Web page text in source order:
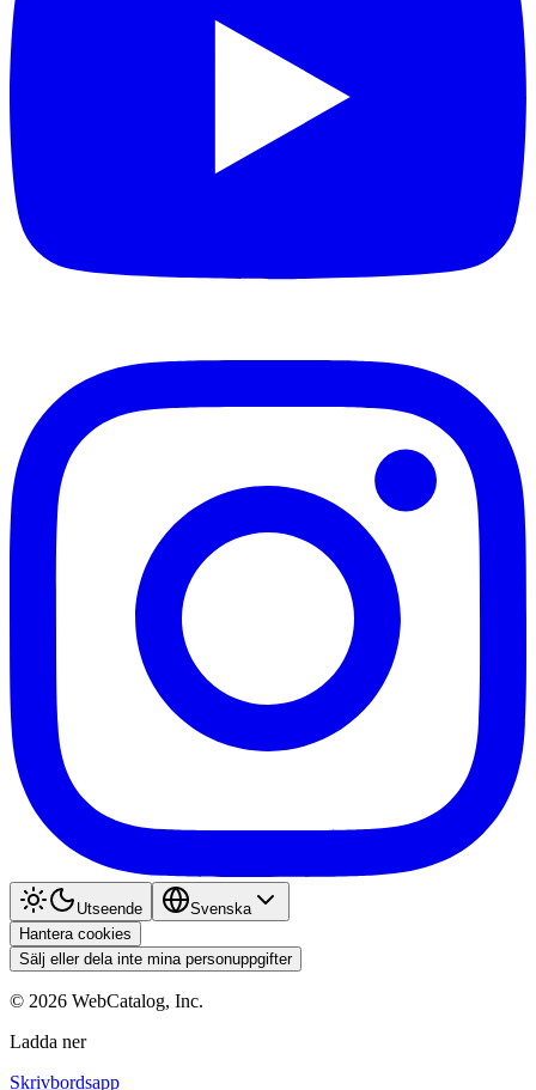
Utseende
Svenska
Hantera cookies
Sälj eller dela inte mina personuppgifter
© 2026 WebCatalog, Inc.
Ladda ner
Skrivbordsapp